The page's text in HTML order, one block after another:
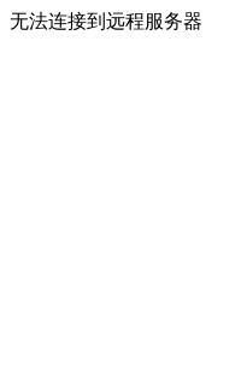
无法连接到远程服务器